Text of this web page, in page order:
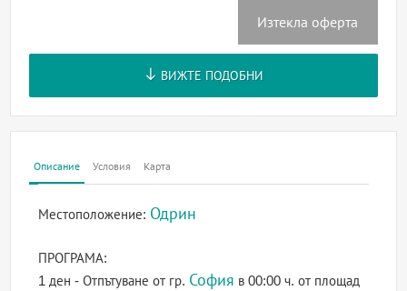
Изтекла оферта
ВИЖТЕ ПОДОБНИ
Описание Условия Карта
Местоположение: Одрин
ПРОГРАМА:
1 ден - Отпътуване от гр. София в 00:00 ч. от площад